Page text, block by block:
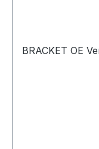
BRACKET OE